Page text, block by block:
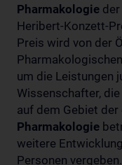
Pharmakologie
Heribert-Konzett-
Preis wird von der
um die Leistungen
Wissenschafter,
auf dem Gebiet
Pharmakologie
weitere
Personen